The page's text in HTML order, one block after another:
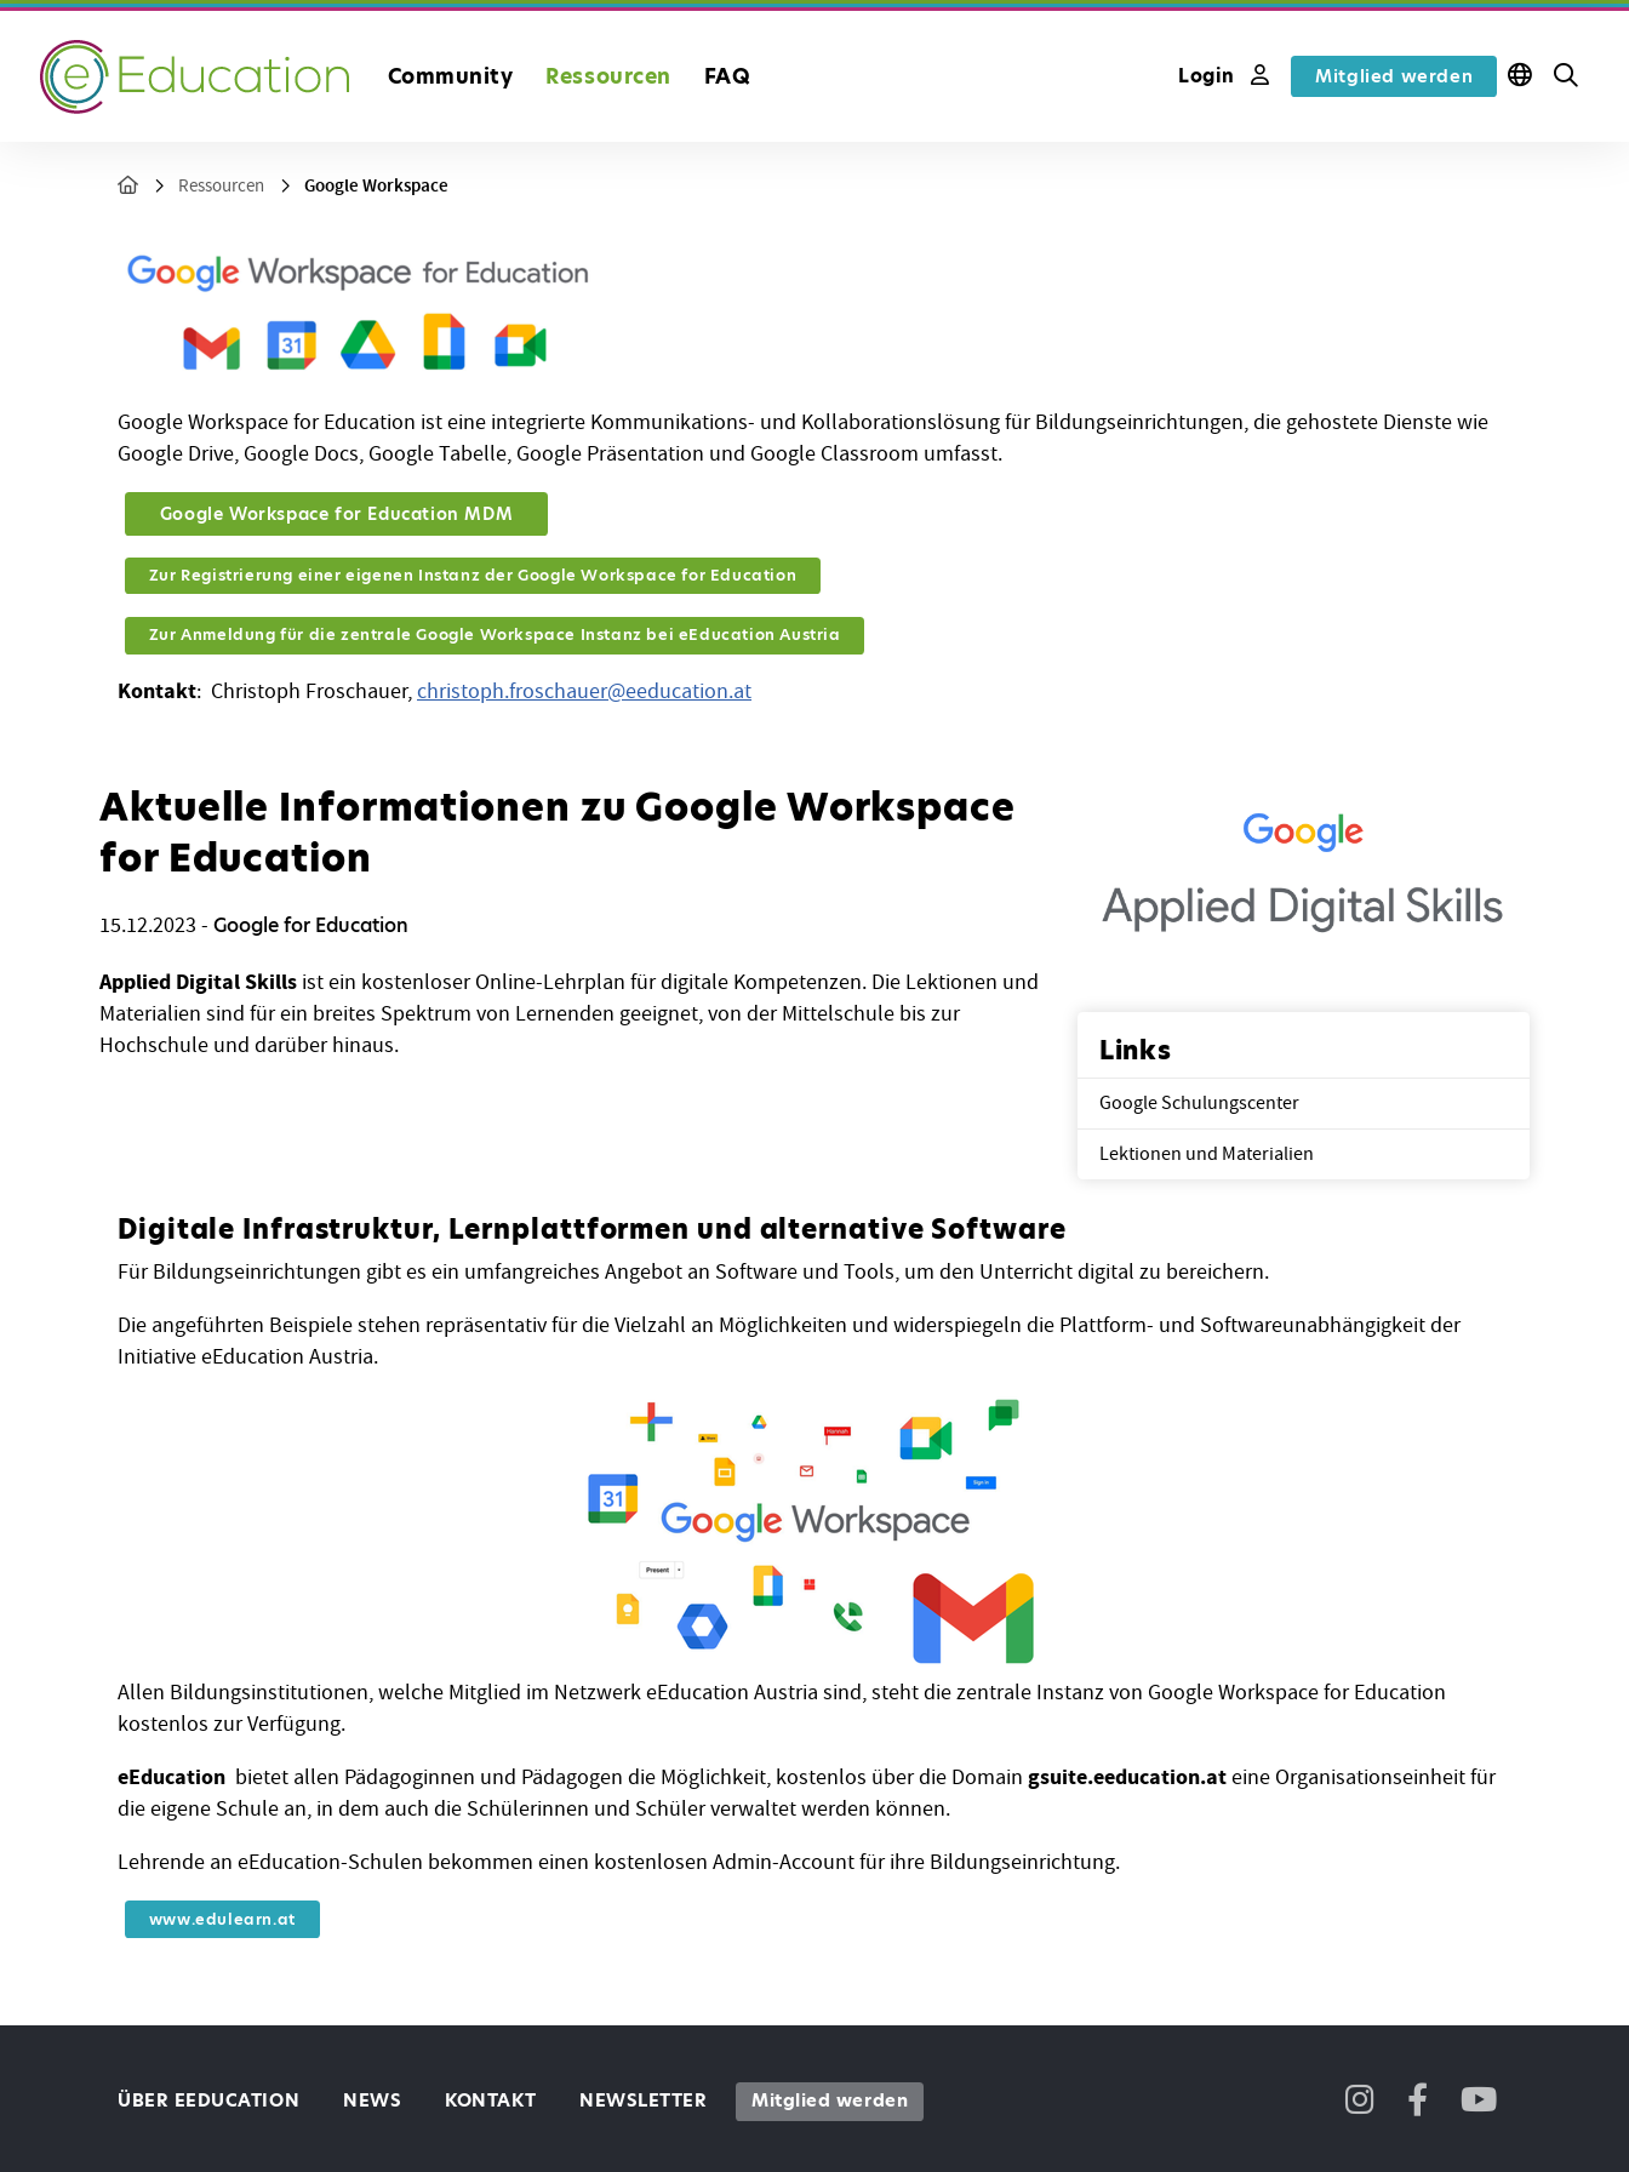
Community Ressourcen FAQ Login Mitglied werden
Ressourcen Google Workspace
Google Workspace for Education ist eine integrierte Kommunikations- und Kollaborationslösung für Bildungseinrichtungen, die gehostete Dienste wie
Google Drive, Google Docs, Google Tabelle, Google Präsentation und Google Classroom umfasst.
Google Workspace for Education MDM
Zur Registrierung einer eigenen Instanz der Google Workspace for Education
Zur Anmeldung für die zentrale Google Workspace Instanz bei eEducation Austria
Kontakt: Christoph Froschauer,christoph.froschauer@eeducation.at
Aktuelle Informationen zu Google Workspace
for Education
15.12.2023 - Google for Education
Applied Digital Skills ist ein kostenloser Online-Lehrplan für digitale Kompetenzen. Die Lektionen und
Materialien sind für ein breites Spektrum von Lernenden geeignet, von der Mittelschule bis zur
Hochschule und darüber hinaus.
Links
Google Schulungscenter
Lektionen und Materialien
Digitale Infrastruktur, Lernplattformen und alternative Software
Für Bildungseinrichtungen gibt es ein umfangreiches Angebot an Software und Tools, um den Unterricht digital zu bereichern.
Die angeführten Beispiele stehen repräsentativ für die Vielzahl an Möglichkeiten und widerspiegeln die Plattform- und Softwareunabhängigkeit der
Initiative eEducation Austria.
Allen Bildungsinstitutionen, welche Mitglied im Netzwerk eEducation Austria sind, steht die zentrale Instanz von Google Workspace for Education
kostenlos zur Verfügung.
eEducation bietet allen Pädagoginnen und Pädagogen die Möglichkeit, kostenlos über die Domain gsuite.eeducation.ateine Organisationseinheit für
die eigene Schule an, in dem auch die Schülerinnen und Schüler verwaltet werden können.
Lehrende an eEducation-Schulen bekommen einen kostenlosen Admin-Account für ihre Bildungseinrichtung.
www.edulearn.at
ÜBER EEDUCATION NEWS KONTAKT NEWSLETTER Mitglied werden